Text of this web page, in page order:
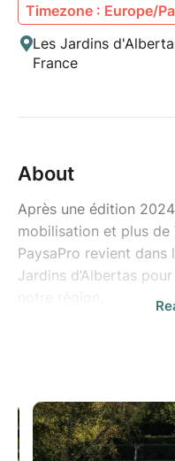
Timezone : Europe/
Les Jardins
France
About
Après une édition
mobilisation et plus
PaysaPro revient
Jardins d’Albertas
commun : favoriser
valoriser les savoir-
évolutions de notre